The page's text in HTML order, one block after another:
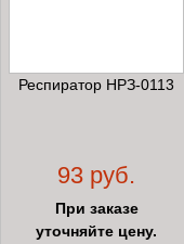
Респиратор НРЗ-0113
93 руб.
При заказе
уточняйте цену.